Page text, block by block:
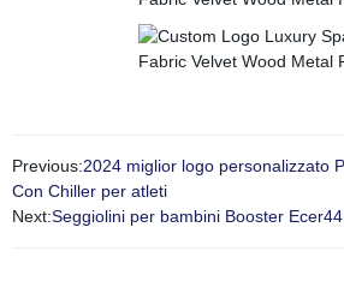
Previous:2024 miglior logo personalizzato
Con Chiller per atleti
Next:Seggiolini per bambini Booster